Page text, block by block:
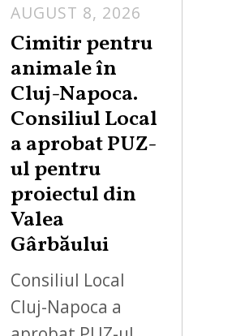
AUGUST 8, 2026
Cimitir pentru
animale în
Cluj-Napoca.
Consiliul Local
a aprobat PUZ-
ul pentru
proiectul din
Valea
Gârbăului
Consiliul Local
Cluj-Napoca a